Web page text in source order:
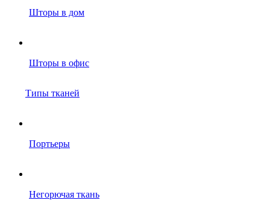
Шторы в дом
Шторы в офис
Типы тканей
Портьеры
Негорючая ткань